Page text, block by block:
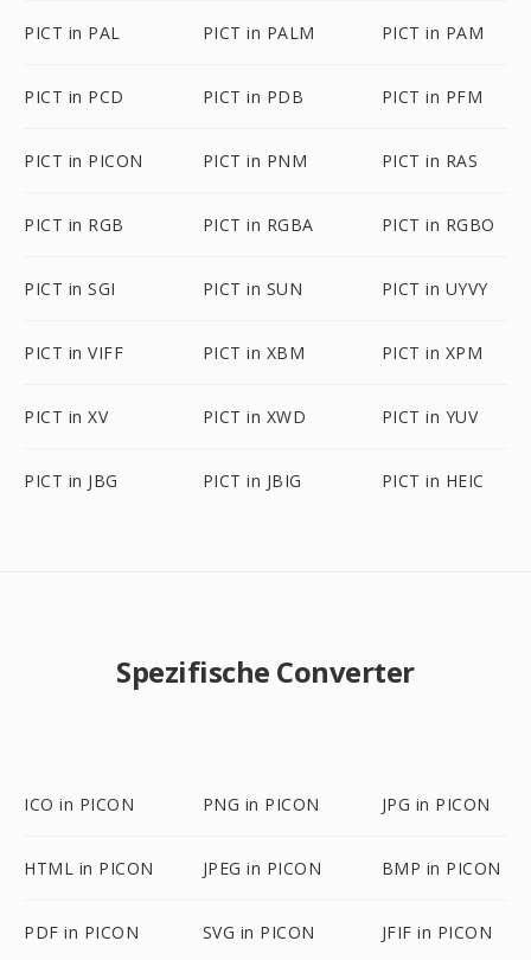
PICT in PAL PICT in PALM PICT in PAM
PICT in PCD PICT in PDB PICT in PFM
PICT in PICON PICT in PNM PICT in RAS
PICT in RGB PICT in RGBA PICT in RGBO
PICT in SGI PICT in SUN PICT in UYVY
PICT in VIFF PICT in XBM PICT in XPM
PICT in XV PICT in XWD PICT in YUV
PICT in JBG PICT in JBIG PICT in HEIC
Spezifische Converter
ICO in PICON PNG in PICON JPG in PICON
HTML in PICON JPEG in PICON BMP in PICON
PDF in PICON SVG in PICON JFIF in PICON